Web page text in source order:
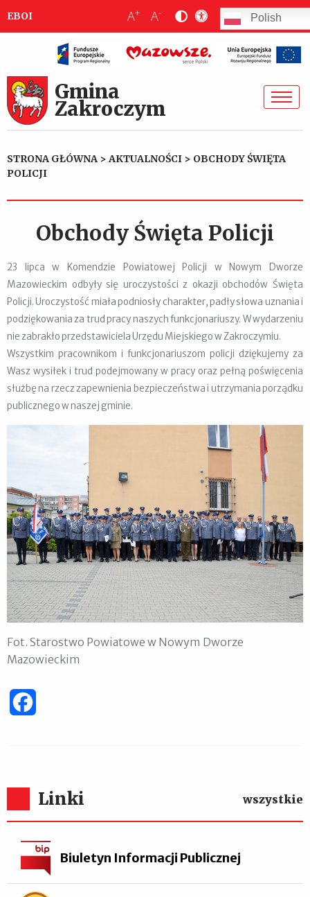
EBOI A+ A- Polish
Gmina
Zakroczym
STRONA GŁÓWNA >AKTUALNOŚCI > OBCHODY ŚWIĘTA
POLICJI
Obchody Święta Policji
23 lipca w Komendzie Powiatowej Policji w Nowym Dworze
Mazowieckim odbyły się uroczystości z okazji obchodów Święta
Policji. Uroczystość miała podniosły charakter, padły słowa uznania i
podziękowania za trud pracy naszych funkcjonariuszy. W wydarzeniu
nie zabrakło przedstawiciela Urzędu Miejskiego w Zakroczymiu.
Wszystkim pracownikom i funkcjonariuszom policji dziękujemy za
Wasz wysiłek i trud podejmowany w pracy oraz pełną poświęcenia
służbę na rzecz zapewnienia bezpieczeństwa i utrzymania porządku
publicznego w naszej gminie.
Fot. Starostwo Powiatowe w Nowym Dworze
Mazowieckim
Linki wszystkie
Biuletyn Informacji Publicznej